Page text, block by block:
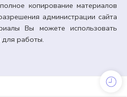
копирование материалов
администрации сайта
Вы можете использовать
для работы.